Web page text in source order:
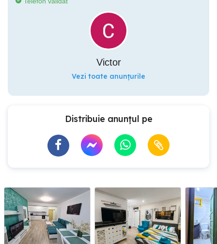
Victor
Vezi toate anunțurile
Distribuie anunțul pe